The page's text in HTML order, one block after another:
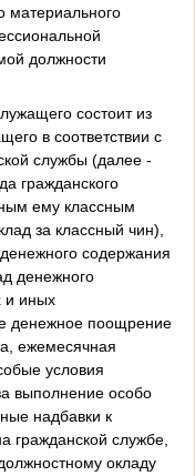
материального
должности
состоит из
в соответствии с
службы (далее -
гражданского
ему классным
за классный чин),
содержания
денежного
и иных
денежное поощрение
ежемесячная
условия
выполнение особо
надбавки к
гражданской службе,
окладу